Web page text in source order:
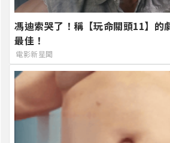
馮迪索哭了！稱【玩命關頭11】的
最佳！
電影新星聞